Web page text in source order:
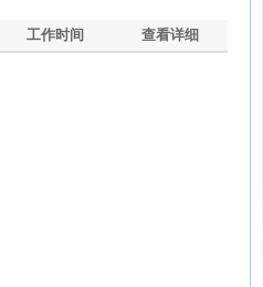
工作时间 查看详细